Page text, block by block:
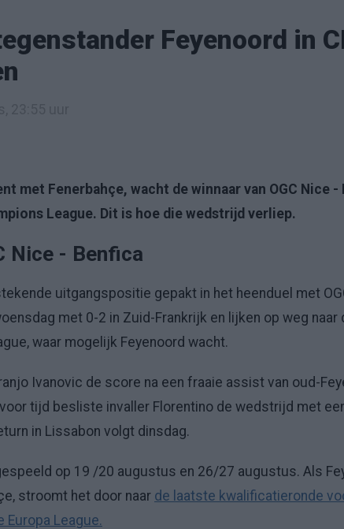
Feyenoord in
met Fenerbahçe, wacht de winnaar van OGC Nice -
League. Dit is hoe die wedstrijd verliep.
Nice - Benfica
uitgangspositie gepakt in het heenduel met
met 0-2 in Zuid-Frankrijk en lijken op weg
waar mogelijk Feyenoord wacht.
Ivanovic de score na een fraaie assist van oud-
tijd besliste invaller Florentino de wedstrijd met
in Lissabon volgt dinsdag.
op 19 /20 augustus en 26/27 augustus. Als
stroomt het door naar de laatste kwalificatieronde
League.